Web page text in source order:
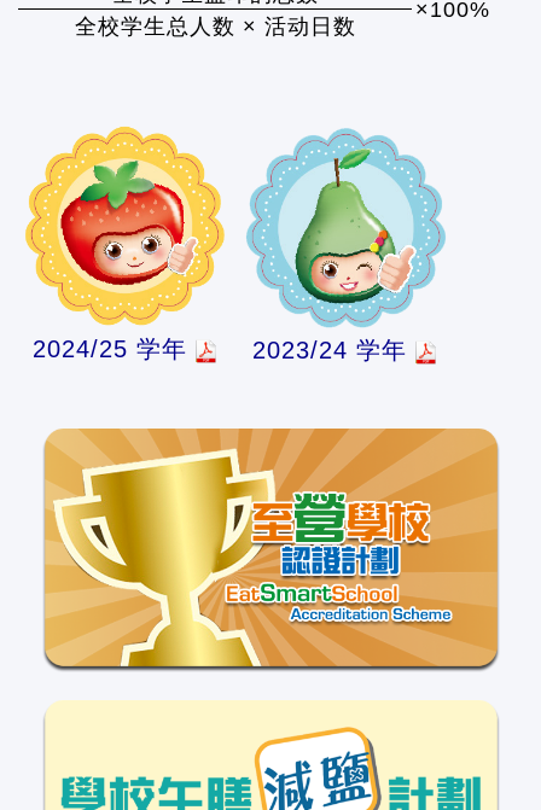
×100%
全校学生总人数 × 活动日数
2024/25 学年 2023/24 学年